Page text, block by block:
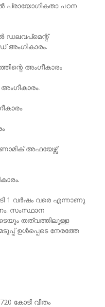
പ്രായോഗികതാ പഠന
ഡലവപ്മെന്റ്
അംഗീകാരം
അഫയേഴ്സ്
1 വർഷം വരെ എന്നാണു
സംസ്ഥാന
തത്വത്തിലുള്ള
ഉൾപ്പെടെ നേരത്തേ
കോടി വീതം